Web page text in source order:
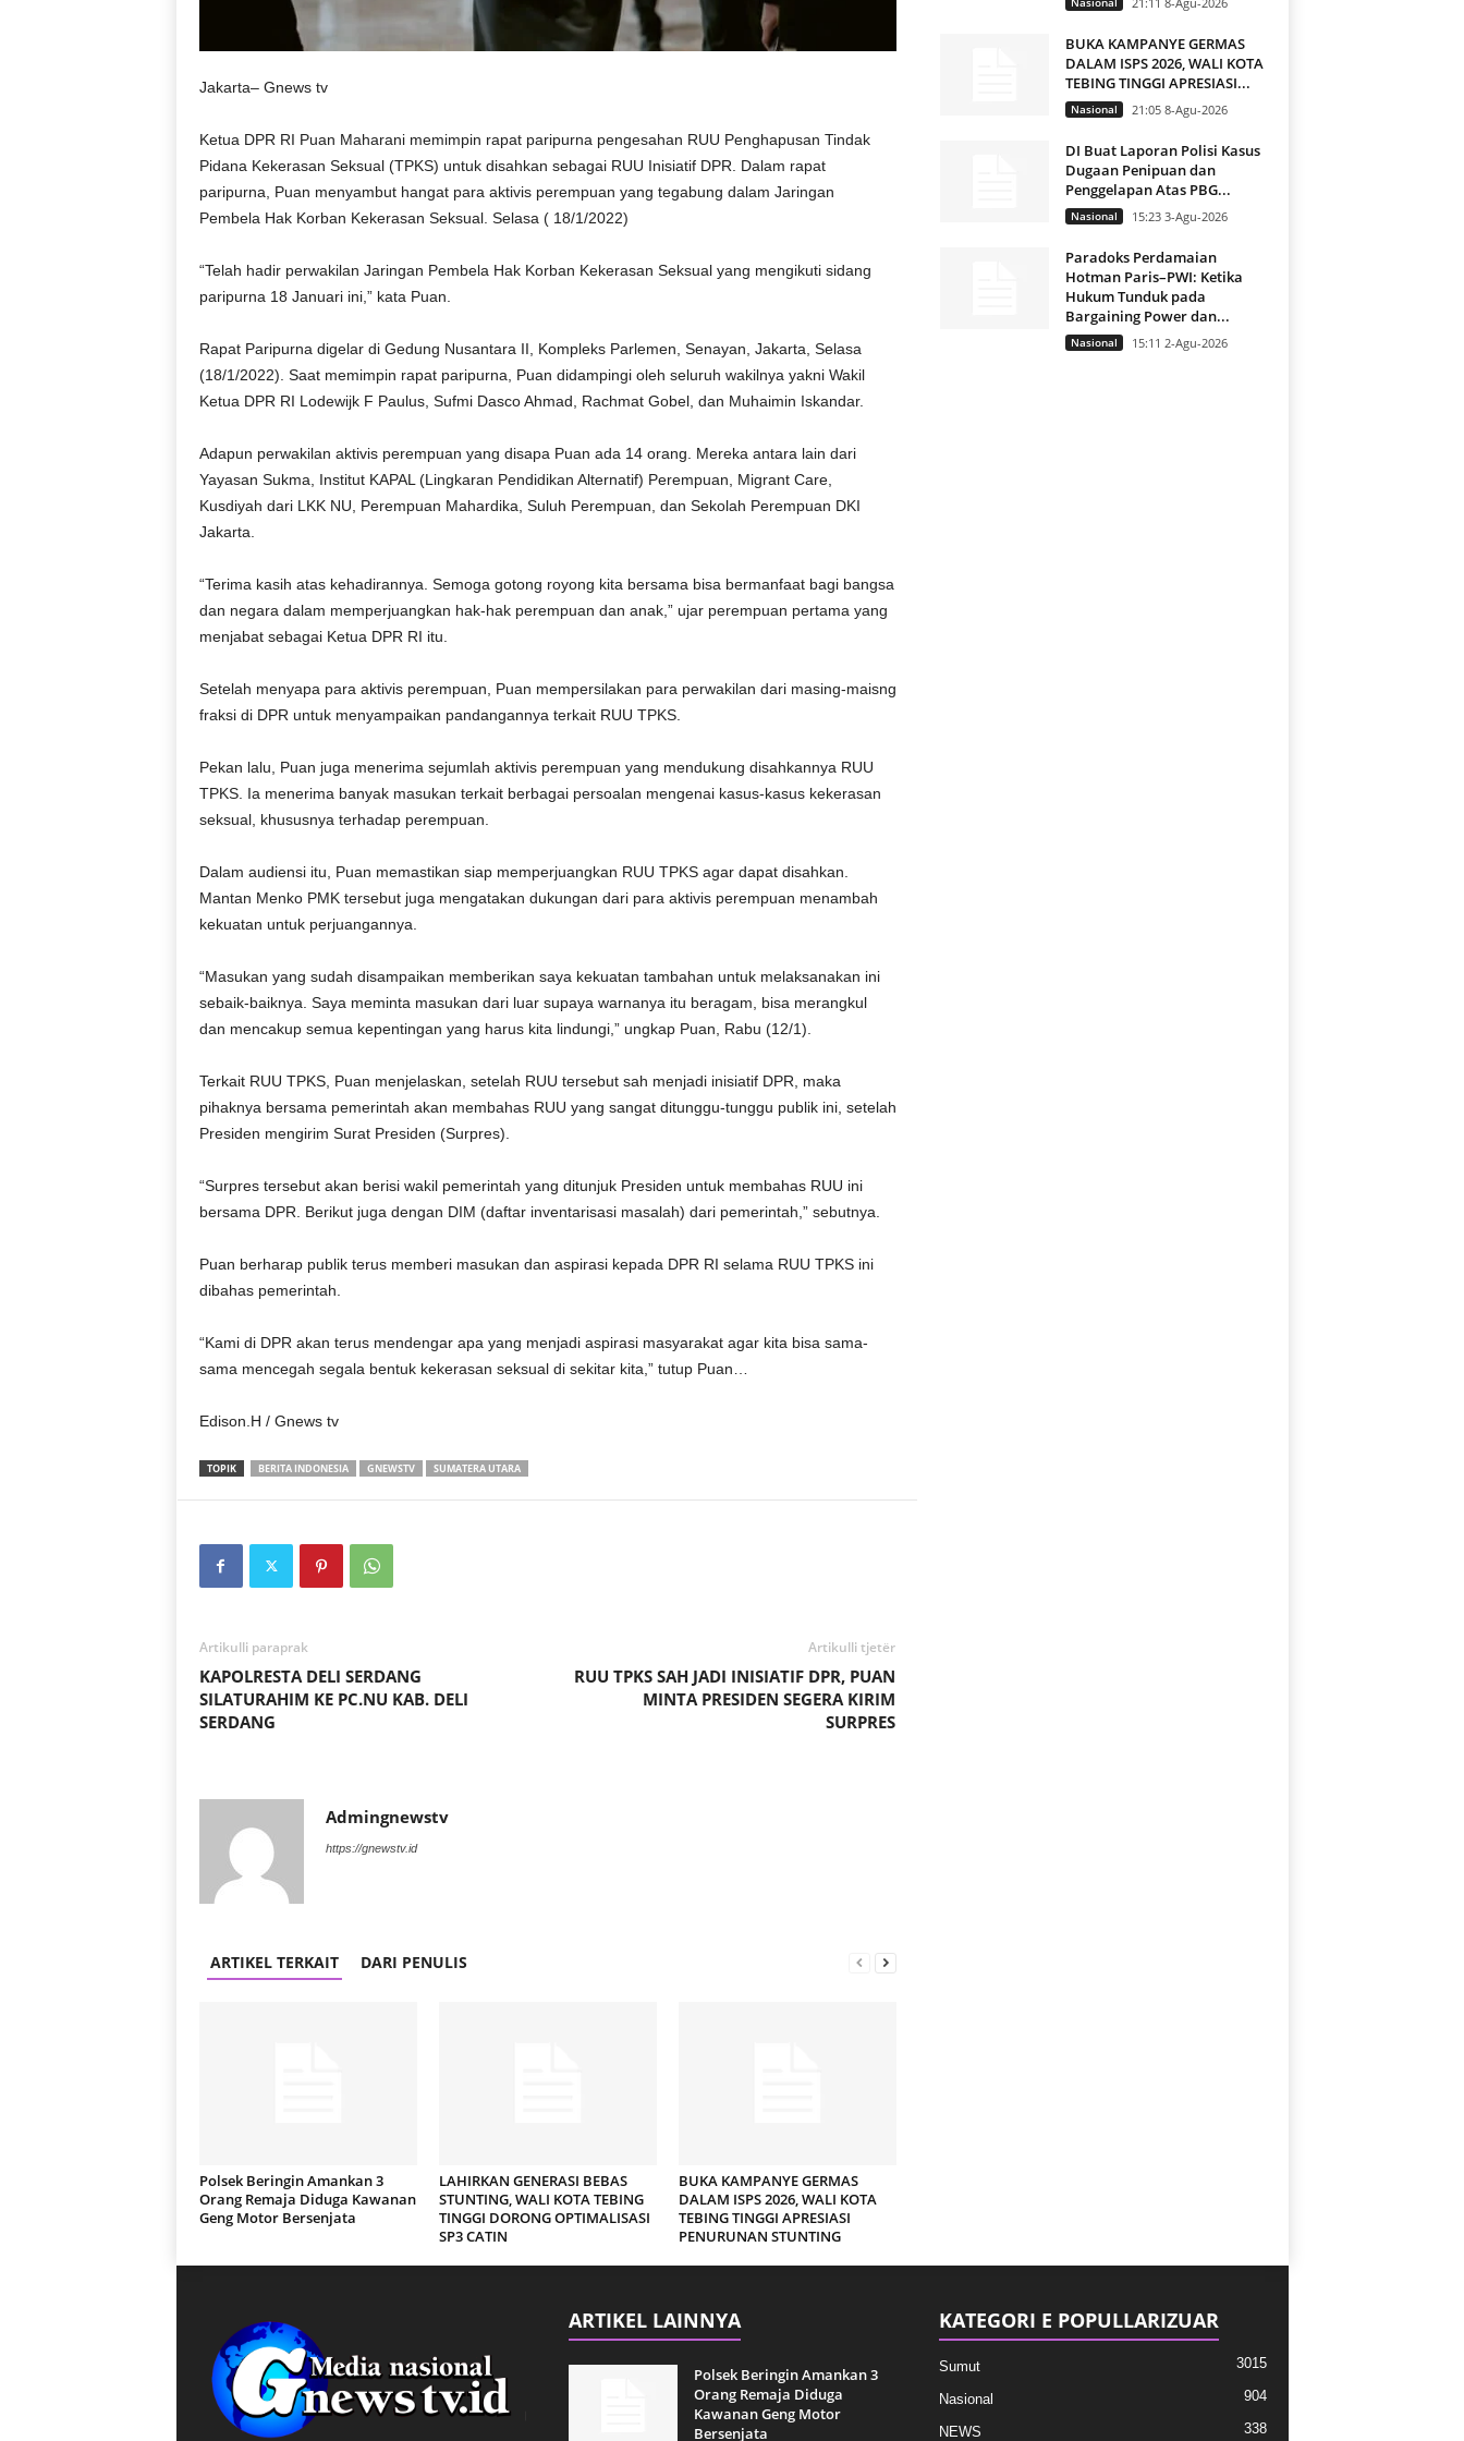
Jakarta– Gnews tv
Ketua DPR RI Puan Maharani memimpin rapat paripurna pengesahan RUU Penghapusan Tindak
Pidana Kekerasan Seksual (TPKS) untuk disahkan sebagai RUU Inisiatif DPR. Dalam rapat
paripurna, Puan menyambut hangat para aktivis perempuan yang tegabung dalam Jaringan
Pembela Hak Korban Kekerasan Seksual. Selasa ( 18/1/2022)
“Telah hadir perwakilan Jaringan Pembela Hak Korban Kekerasan Seksual yang mengikuti sidang
paripurna 18 Januari ini,” kata Puan.
Rapat Paripurna digelar di Gedung Nusantara II, Kompleks Parlemen, Senayan, Jakarta, Selasa
(18/1/2022). Saat memimpin rapat paripurna, Puan didampingi oleh seluruh wakilnya yakni Wakil
Ketua DPR RI Lodewijk F Paulus, Sufmi Dasco Ahmad, Rachmat Gobel, dan Muhaimin Iskandar.
Adapun perwakilan aktivis perempuan yang disapa Puan ada 14 orang. Mereka antara lain dari
Yayasan Sukma, Institut KAPAL (Lingkaran Pendidikan Alternatif) Perempuan, Migrant Care,
Kusdiyah dari LKK NU, Perempuan Mahardika, Suluh Perempuan, dan Sekolah Perempuan DKI
Jakarta.
“Terima kasih atas kehadirannya. Semoga gotong royong kita bersama bisa bermanfaat bagi bangsa
dan negara dalam memperjuangkan hak-hak perempuan dan anak,” ujar perempuan pertama yang
menjabat sebagai Ketua DPR RI itu.
Setelah menyapa para aktivis perempuan, Puan mempersilakan para perwakilan dari masing-maisng
fraksi di DPR untuk menyampaikan pandangannya terkait RUU TPKS.
Pekan lalu, Puan juga menerima sejumlah aktivis perempuan yang mendukung disahkannya RUU
TPKS. Ia menerima banyak masukan terkait berbagai persoalan mengenai kasus-kasus kekerasan
seksual, khususnya terhadap perempuan.
Dalam audiensi itu, Puan memastikan siap memperjuangkan RUU TPKS agar dapat disahkan.
Mantan Menko PMK tersebut juga mengatakan dukungan dari para aktivis perempuan menambah
kekuatan untuk perjuangannya.
“Masukan yang sudah disampaikan memberikan saya kekuatan tambahan untuk melaksanakan ini
sebaik-baiknya. Saya meminta masukan dari luar supaya warnanya itu beragam, bisa merangkul
dan mencakup semua kepentingan yang harus kita lindungi,” ungkap Puan, Rabu (12/1).
Terkait RUU TPKS, Puan menjelaskan, setelah RUU tersebut sah menjadi inisiatif DPR, maka
pihaknya bersama pemerintah akan membahas RUU yang sangat ditunggu-tunggu publik ini, setelah
Presiden mengirim Surat Presiden (Surpres).
“Surpres tersebut akan berisi wakil pemerintah yang ditunjuk Presiden untuk membahas RUU ini
bersama DPR. Berikut juga dengan DIM (daftar inventarisasi masalah) dari pemerintah,” sebutnya.
Puan berharap publik terus memberi masukan dan aspirasi kepada DPR RI selama RUU TPKS ini
dibahas pemerintah.
“Kami di DPR akan terus mendengar apa yang menjadi aspirasi masyarakat agar kita bisa sama-
sama mencegah segala bentuk kekerasan seksual di sekitar kita,” tutup Puan…
Edison.H / Gnews tv
TOPIK BERITA INDONESIA GNEWSTV SUMATERA UTARA
Artikulli paraprak
KAPOLRESTA DELI SERDANG
SILATURAHIM KE PC.NU KAB. DELI
SERDANG
Artikulli tjetër
RUU TPKS SAH JADI INISIATIF DPR, PUAN
MINTA PRESIDEN SEGERA KIRIM
SURPRES
Admingnewstv
https://gnewstv.id
ARTIKEL TERKAIT DARI PENULIS
Polsek Beringin Amankan 3
Orang Remaja Diduga Kawanan
Geng Motor Bersenjata
LAHIRKAN GENERASI BEBAS
STUNTING, WALI KOTA TEBING
TINGGI DORONG OPTIMALISASI
SP3 CATIN
BUKA KAMPANYE GERMAS
DALAM ISPS 2026, WALI KOTA
TEBING TINGGI APRESIASI
PENURUNAN STUNTING
BUKA KAMPANYE GERMAS
DALAM ISPS 2026, WALI KOTA
TEBING TINGGI APRESIASI...
Nasional 21:05 8-Agu-2026
DI Buat Laporan Polisi Kasus
Dugaan Penipuan dan
Penggelapan Atas PBG...
Nasional 15:23 3-Agu-2026
Paradoks Perdamaian
Hotman Paris–PWI: Ketika
Hukum Tunduk pada
Bargaining Power dan...
Nasional 15:11 2-Agu-2026
ARTIKEL LAINNYA
Polsek Beringin Amankan 3
Orang Remaja Diduga
Kawanan Geng Motor
Bersenjata
KATEGORI E POPULLARIZUAR
Sumut 3015
Nasional 904
NEWS 338